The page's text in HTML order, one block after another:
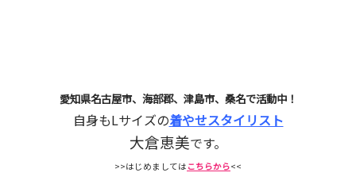
愛知県名古屋市、海部郡、津島市、桑名で活動中！
自身もLサイズの着やせスタイリスト
大倉恵美です。
>>はじめましては こちらから<<